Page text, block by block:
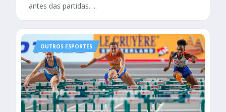
antes das partidas. ...
OUTROS ESPORTES